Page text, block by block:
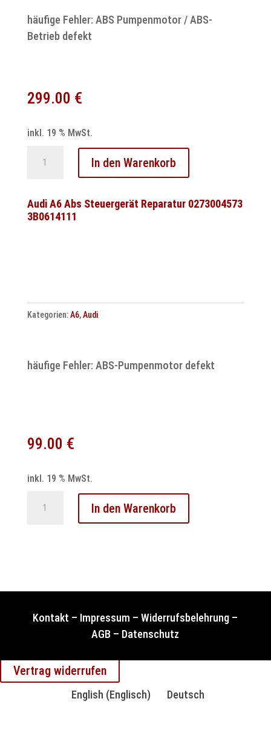
häufige Fehler: ABS Pumpenmotor / ABS-
Betrieb defekt
299.00 €
inkl. 19 % MwSt.
ATE
MK61
In den Warenkorb
Audi A6 Abs Steuergerät Reparatur 0273004573
3B0614111
Kategorien:A6,Audi
häufige Fehler: ABS-Pumpenmotor defekt
99.00 €
inkl. 19 % MwSt.
Menge
In den Warenkorb
Kontakt – Impressum –Widerrufsbelehrung –
AGB – Datenschutz
Vertrag widerrufen
English (Englisch) Deutsch